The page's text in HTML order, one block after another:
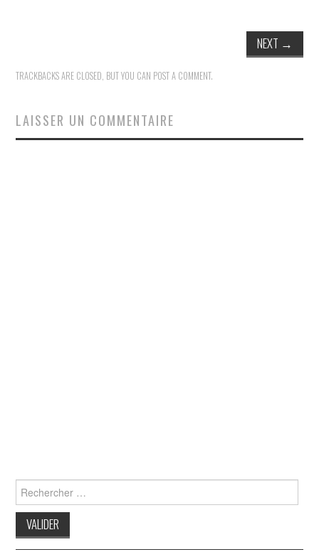
NEXT →
TRACKBACKS ARE CLOSED, BUT YOU CAN POST A COMMENT.
LAISSER UN COMMENTAIRE
Search
for: